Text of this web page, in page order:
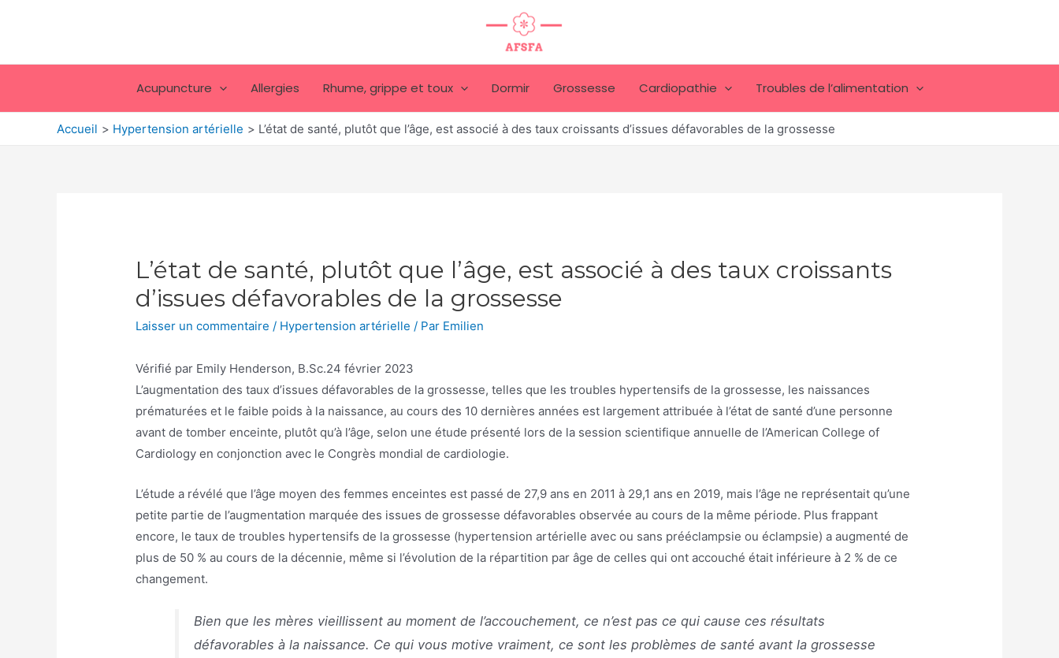
Acupuncture Allergies Rhume, grippe et toux Dormir Grossesse Cardiopathie Troubles de l’alimentation
Accueil Hypertension artérielle L’état de santé, plutôt que l’âge, est associé à des taux croissants d’issues défavorables de la grossesse
L’état de santé, plutôt que l’âge, est associé à des taux croissants
d’issues défavorables de la grossesse
Laisser un commentaire / Hypertension artérielle / Par Emilien
Vérifié par Emily Henderson, B.Sc.24 février 2023
L’augmentation des taux d’issues défavorables de la grossesse, telles que les troubles hypertensifs de la grossesse, les naissances
prématurées et le faible poids à la naissance, au cours des 10 dernières années est largement attribuée à l’état de santé d’une personne
avant de tomber enceinte, plutôt qu’à l’âge, selon une étude présenté lors de la session scientifique annuelle de l’American College of
Cardiology en conjonction avec le Congrès mondial de cardiologie.
L’étude a révélé que l’âge moyen des femmes enceintes est passé de 27,9 ans en 2011 à 29,1 ans en 2019, mais l’âge ne représentait qu’une
petite partie de l’augmentation marquée des issues de grossesse défavorables observée au cours de la même période. Plus frappant
encore, le taux de troubles hypertensifs de la grossesse (hypertension artérielle avec ou sans prééclampsie ou éclampsie) a augmenté de
plus de 50 % au cours de la décennie, même si l’évolution de la répartition par âge de celles qui ont accouché était inférieure à 2 % de ce
changement.
Bien que les mères vieillissent au moment de l’accouchement, ce n’est pas ce qui cause ces résultats
défavorables à la naissance. Ce qui vous motive vraiment, ce sont les problèmes de santé avant la grossesse